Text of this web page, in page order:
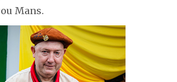
Mans.